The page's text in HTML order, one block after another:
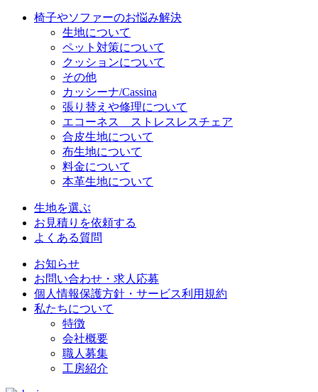
椅子やソファーのお悩み解決
生地について
ペット対策について
クッションについて
その他
カッシーナ/Cassina
張り替えや修理について
エコーネス ストレスレスチェア
合皮生地について
布生地について
料金について
本革生地について
生地を選ぶ
お見積りを依頼する
よくある質問
お知らせ
お問い合わせ・求人応募
個人情報保護方針・サービス利用規約
私たちについて
特徴
会社概要
職人募集
工房紹介